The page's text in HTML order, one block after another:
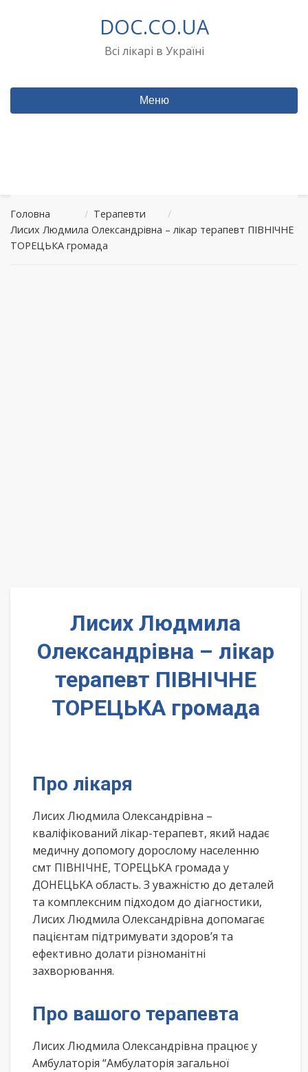
DOC.CO.UA
Всі лікарі в Україні
Меню
Головна / Терапевти
/
Лисих Людмила Олександрівна – лікар терапевт ПІВНІЧНЕ
ТОРЕЦЬКА громада
Лисих Людмила
Олександрівна – лікар
терапевт ПІВНІЧНЕ
ТОРЕЦЬКА громада
Про лікаря
Лисих Людмила Олександрівна –
кваліфікований лікар-терапевт, який надає
медичну допомогу дорослому населенню
смт ПІВНІЧНЕ, ТОРЕЦЬКА громада у
ДОНЕЦЬКА область. З уважністю до деталей
та комплексним підходом до діагностики,
Лисих Людмила Олександрівна допомагає
пацієнтам підтримувати здоров’я та
ефективно долати різноманітні
захворювання.
Про вашого терапевта
Лисих Людмила Олександрівна працює у
Амбулаторія “Амбулаторія загальної